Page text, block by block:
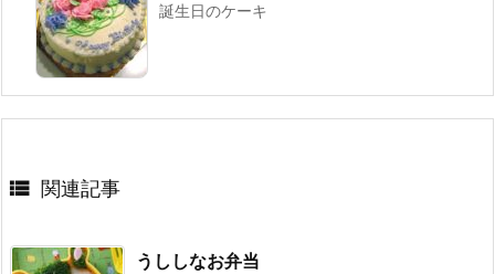
誕生日のケーキ
 関連記事
うししなお弁当